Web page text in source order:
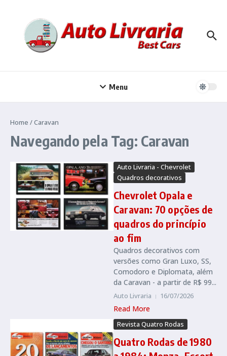
Menu
Home /Caravan
Navegando pela Tag: Caravan
Auto Livraria - Chevrolet
Quadros decorativos
Chevrolet Opala e
Caravan: 70 opções de
quadros do princípio
ao fim
Quadros decorativos com
versões como Gran Luxo, SS,
Comodoro e Diplomata, além
da Caravan - a partir de R$ 99...
Auto Livraria 16/07/2026
Read More
Revista Quatro Rodas
Quatro Rodas de 1980